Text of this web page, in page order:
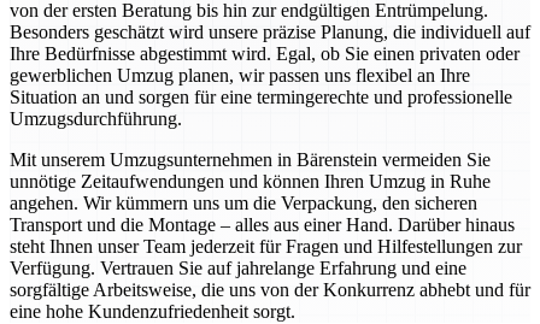
von der ersten Beratung bis hin zur endgültigen Entrümpelung.
Besonders geschätzt wird unsere präzise Planung, die individuell auf
Ihre Bedürfnisse abgestimmt wird. Egal, ob Sie einen privaten oder
gewerblichen Umzug planen, wir passen uns flexibel an Ihre
Situation an und sorgen für eine termingerechte und professionelle
Umzugsdurchführung.
Mit unserem Umzugsunternehmen in Bärenstein vermeiden Sie
unnötige Zeitaufwendungen und können Ihren Umzug in Ruhe
angehen. Wir kümmern uns um die Verpackung, den sicheren
Transport und die Montage – alles aus einer Hand. Darüber hinaus
steht Ihnen unser Team jederzeit für Fragen und Hilfestellungen zur
Verfügung. Vertrauen Sie auf jahrelange Erfahrung und eine
sorgfältige Arbeitsweise, die uns von der Konkurrenz abhebt und für
eine hohe Kundenzufriedenheit sorgt.